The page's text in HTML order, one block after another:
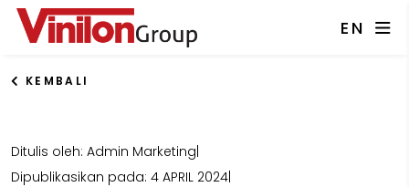
EN
KEMBALI
Ditulis oleh: Admin Marketing
Dipublikasikan pada: 4 APRIL 2024